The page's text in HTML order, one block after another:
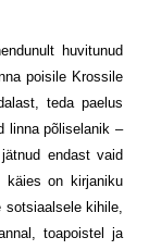
huvitunud
poisile Krossile
teda paelus
linna põliselanik –
endast vaid
käies on kirjaniku
kihile,
toapoistel ja